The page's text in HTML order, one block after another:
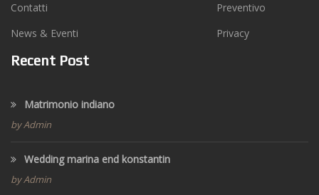
Contatti
News & Eventi
Preventivo
Privacy
Recent Post
Matrimonio indiano
by Admin
Wedding marina end konstantin
by Admin